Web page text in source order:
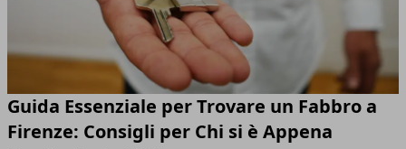
Guida Essenziale per Trovare un Fabbro a
Firenze: Consigli per Chi si è Appena